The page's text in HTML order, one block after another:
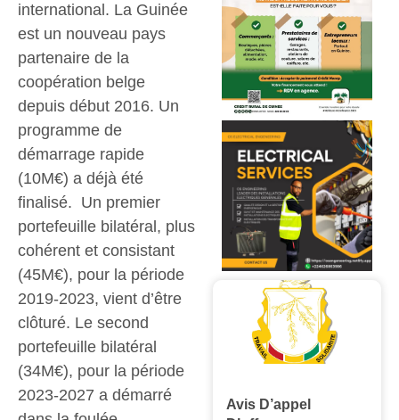
international. La Guinée
est un nouveau pays
partenaire de la
coopération belge
depuis début 2016. Un
programme de
démarrage rapide
(10M€) a déjà été
finalisé. Un premier
portefeuille bilatéral, plus
cohérent et consistant
(45M€), pour la période
2019-2023, vient d’être
clôturé. Le second
portefeuille bilatéral
(34M€), pour la période
2023-2027 a démarré
Avis D’appel